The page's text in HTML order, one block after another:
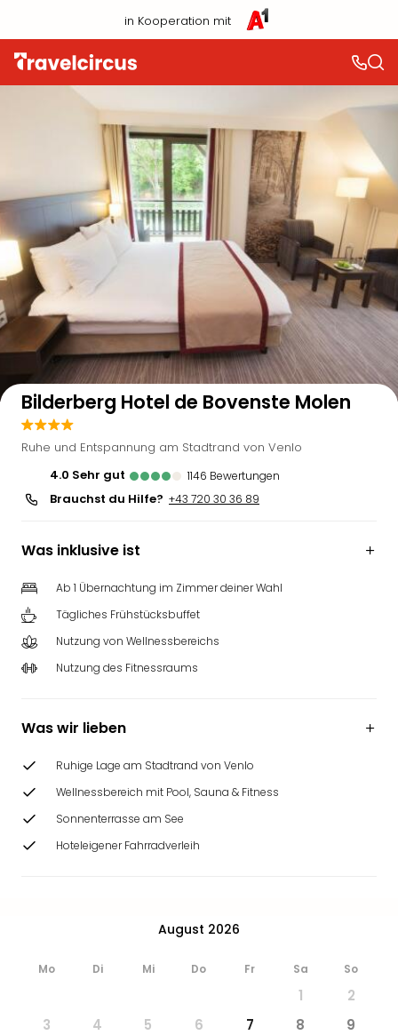
in Kooperation mit
Auf der Karte anzeigen
Bilderberg Hotel de Bovenste Molen
Ruhe und Entspannung am Stadtrand von Venlo
4.0
sehr gut 1146 Bewertungen
Brauchst du Hilfe? +43 720 30 36 89
Was inklusive ist
Ab 1 Übernachtung im Zimmer deiner Wahl
Tägliches Frühstücksbuffet
Nutzung von Wellnessbereichs
Nutzung des Fitnessraums
Was wir lieben
Ruhige Lage am Stadtrand von Venlo
Wellnessbereich mit Pool, Sauna & Fitness
Sonnenterrasse am See
Hoteleigener Fahrradverleih
August 2026
Mo Di Mi Do Fr Sa So
1
2
3
4 5 6 7 8 9